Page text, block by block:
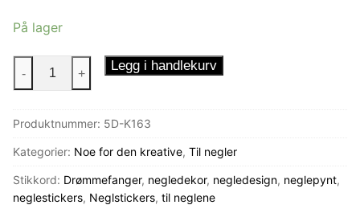
På lager
Neglestickers
Drømmefangere
- + Legg i handlekurv
Produktnummer: 5D-K163
Kategorier: Noe for den kreative, Til negler
Stikkord: Drømmefanger, negledekor, negledesign, neglepynt,
neglestickers, Neglstickers, til neglene